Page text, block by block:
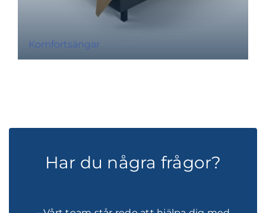
Komfortsängar
Har du några frågor?